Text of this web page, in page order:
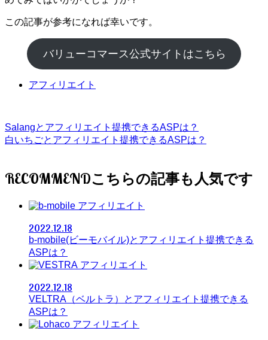
この記事が参考になれば幸いです。
バリューコマース公式サイトはこちら
アフィリエイト
Salangとアフィリエイト提携できるASPは？
白いちごとアフィリエイト提携できるASPは？
RECOMMEND
アフィリエイト
2022.12.18
b-mobile(ビーモバイル)とアフィリエイト提携できる
ASPは？
アフィリエイト
2022.12.18
VELTRA（ベルトラ）とアフィリエイト提携できる
ASPは？
アフィリエイト